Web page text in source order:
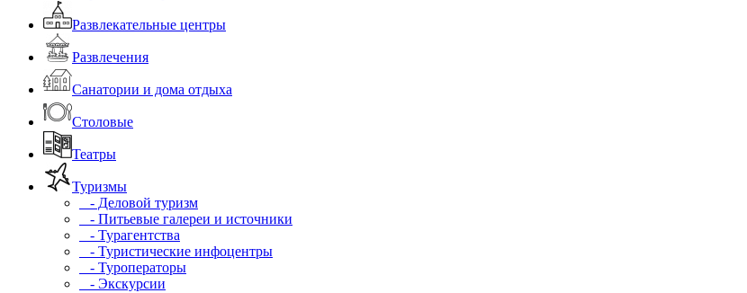
Развлекательные центры
Развлечения
Санатории и дома отдыха
Столовые
Театры
Туризмы
- Деловой туризм
- Питьевые галереи и источники
- Турагентства
- Туристические инфоцентры
- Туроператоры
- Экскурсии